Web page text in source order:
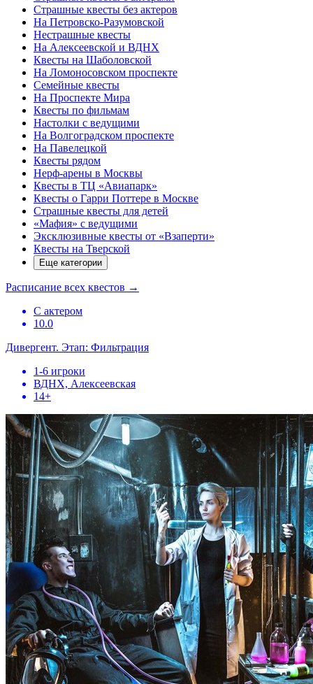
Страшные квесты без актеров
На Петровско-Разумовской
Нестрашные квесты
На Алексеевской и ВДНХ
Квесты на Шаболовской
На Ломоносовском проспекте
Семейные квесты
На Проспекте Мира
Квесты по фильмам
Настолки с ведущими
На Волгоградском проспекте
На Павелецкой
Квесты рядом
Нерф-арены в Москвы
Квесты в ТЦ «Авиапарк»
Квесты о Гарри Поттере в Москве
Страшные квесты для детей
«Мафия» с ведущими
Эксклюзивные квесты от «Взаперти»
Квесты на Тверской
Еще категории
Расписание всех квестов →
С актером
10.0
Дивергент. Этап: Фильтрация
1-6 игроки
ВДНХ, Алексеевская
14+